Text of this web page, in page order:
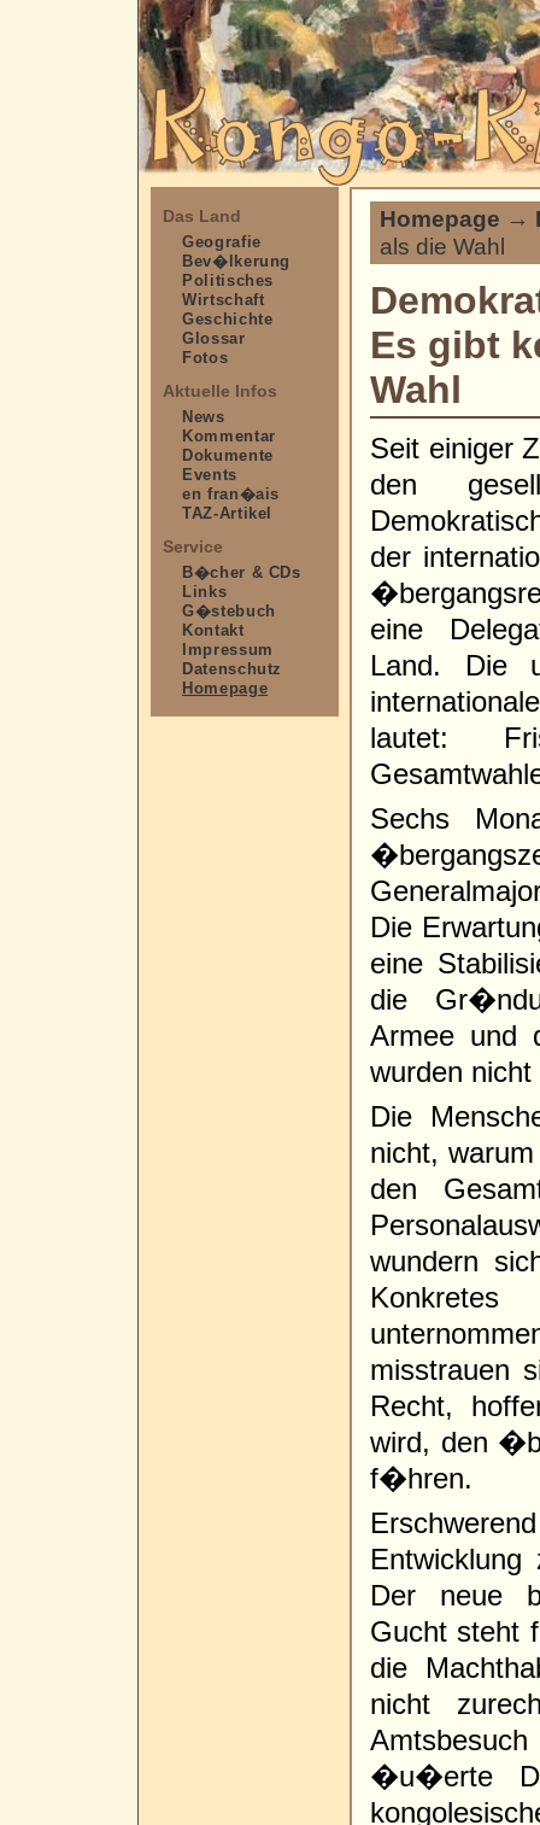
Das Land
Geografie
Bev�lkerung
Politisches
Wirtschaft
Geschichte
Glossar
Fotos
Aktuelle Infos
News
Kommentar
Dokumente
Events
en fran�ais
TAZ-Artikel
Service
B�cher & CDs
Links
G�stebuch
Kontakt
Impressum
Datenschutz
Homepage
Homepage →
als die Wahl
Es gibt
Wahl
Seit einiger
den
der
eine
Land. Die
lautet:
Sechs
Die
eine
die
Armee und
wurden
Die
nicht,
den
wundern
misstrauen
Recht,
wird, den
f�hren.
Der neue
Gucht steht
die
nicht
�u�erte